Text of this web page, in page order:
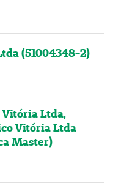
(51004348-2)
Ltda,
Vitória Ltda
Master)